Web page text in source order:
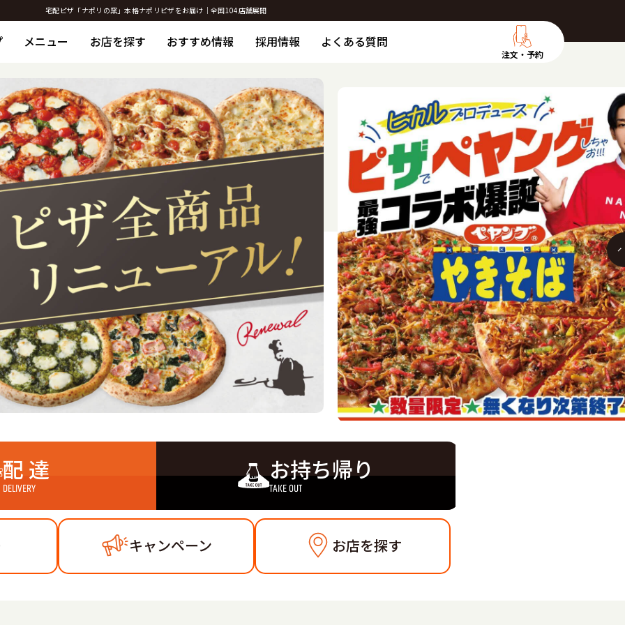
宅配ピザ「ナポリの窯」本格ナポリピザをお届け｜全国104店舗展開
注文・予約
メニュー お店を探す おすすめ情報 採用情報 よくある質問
配 達
DELIVERY
お持ち帰り
TAKE OUT
キャンペーン お店を探す